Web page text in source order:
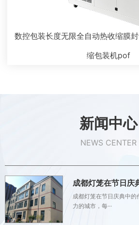
数控包装长度无限全自动热收缩膜
缩包装机pof
新闻中心
NEWS CENTER
成都灯笼在节日庆
成都灯笼在节日庆典中
力的城市，每···